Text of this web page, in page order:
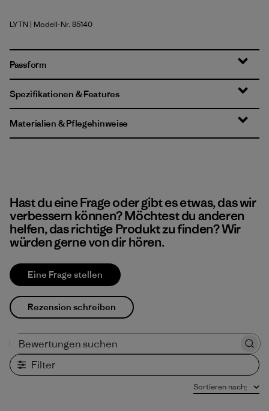
Lynx Tan
LYTN | Modell-Nr. 85140
Passform
Spezifikationen & Features
Materialien & Pflegehinweise
Hast du eine Frage oder gibt es etwas, das wir
verbessern können? Möchtest du anderen
helfen, das richtige Produkt zu finden? Wir
würden gerne von dir hören.
Eine Frage stellen
Rezension schreiben
Filter
Sortieren nach: